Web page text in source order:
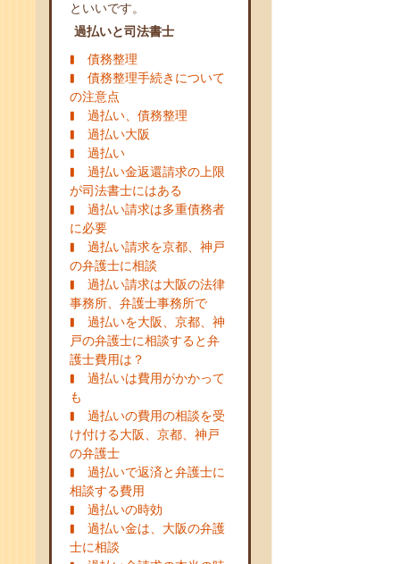
といいです。
過払いと司法書士
債務整理
債務整理手続きについて
の注意点
過払い、債務整理
過払い大阪
過払い
過払い金返還請求の上限
が司法書士にはある
過払い請求は多重債務者
に必要
過払い請求を京都、神戸
の弁護士に相談
過払い請求は大阪の法律
事務所、弁護士事務所で
過払いを大阪、京都、神
戸の弁護士に相談すると弁
護士費用は？
過払いは費用がかかって
も
過払いの費用の相談を受
け付ける大阪、京都、神戸
の弁護士
過払いで返済と弁護士に
相談する費用
過払いの時効
過払い金は、大阪の弁護
士に相談